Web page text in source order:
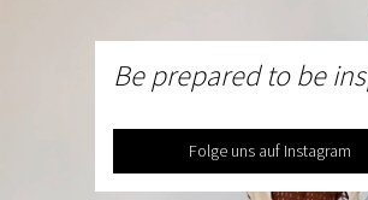
Be prepared to be
Folge uns auf Instagram